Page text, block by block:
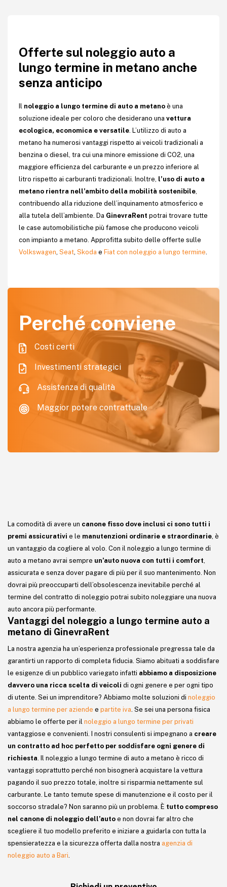
Offerte sul noleggio auto a
lungo termine in metano anche
senza anticipo
Il noleggio a lungo termine di auto a metano è una
soluzione ideale per coloro che desiderano una vettura
ecologica, economica e versatile. L’utilizzo di auto a
metano ha numerosi vantaggi rispetto ai veicoli tradizionali a
benzina o diesel, tra cui una minore emissione di CO2, una
maggiore efficienza del carburante e un prezzo inferiore al
litro rispetto ai carburanti tradizionali. Inoltre, l’uso di auto a
metano rientra nell’ambito della mobilità sostenibile,
contribuendo alla riduzione dell’inquinamento atmosferico e
alla tutela dell’ambiente. Da GinevraRent potrai trovare tutte
le case automobilistiche più famose che producono veicoli
con impianto a metano. Approfitta subito delle offerte sulle
Volkswagen, Seat, Skoda e Fiat con noleggio a lungo termine.
Perché conviene
Costi certi
Investimenti strategici
Assistenza di qualità
Maggior potere contrattuale
La comodità di avere un canone fisso dove inclusi ci sono tutti i
premi assicurativi e le manutenzioni ordinarie e straordinarie, è
un vantaggio da cogliere al volo. Con il noleggio a lungo termine di
auto a metano avrai sempre un’auto nuova con tutti i comfort,
assicurata e senza dover pagare di più per il suo mantenimento. Non
dovrai più preoccuparti dell’obsolescenza inevitabile perché al
termine del contratto di noleggio potrai subito noleggiare una nuova
auto ancora più performante.
Vantaggi del noleggio a lungo termine auto a
metano di GinevraRent
La nostra agenzia ha un’esperienza professionale pregressa tale da
garantirti un rapporto di completa fiducia. Siamo abituati a soddisfare
le esigenze di un pubblico variegato infatti abbiamo a disposizione
davvero una ricca scelta di veicoli di ogni genere e per ogni tipo
di utente. Sei un imprenditore? Abbiamo molte soluzioni di noleggio
a lungo termine per aziende e partite iva. Se sei una persona fisica
abbiamo le offerte per il noleggio a lungo termine per privati
vantaggiose e convenienti. I nostri consulenti si impegnano a creare
un contratto ad hoc perfetto per soddisfare ogni genere di
richiesta. Il noleggio a lungo termine di auto a metano è ricco di
vantaggi soprattutto perché non bisognerà acquistare la vettura
pagando il suo prezzo totale, inoltre si risparmia nettamente sul
carburante. Le tanto temute spese di manutenzione e il costo per il
soccorso stradale? Non saranno più un problema. È tutto compreso
nel canone di noleggio dell’auto e non dovrai far altro che
scegliere il tuo modello preferito e iniziare a guidarla con tutta la
spensieratezza e la sicurezza offerta dalla nostra agenzia di
noleggio auto a Bari.